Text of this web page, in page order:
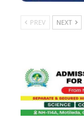
PREV NEXT